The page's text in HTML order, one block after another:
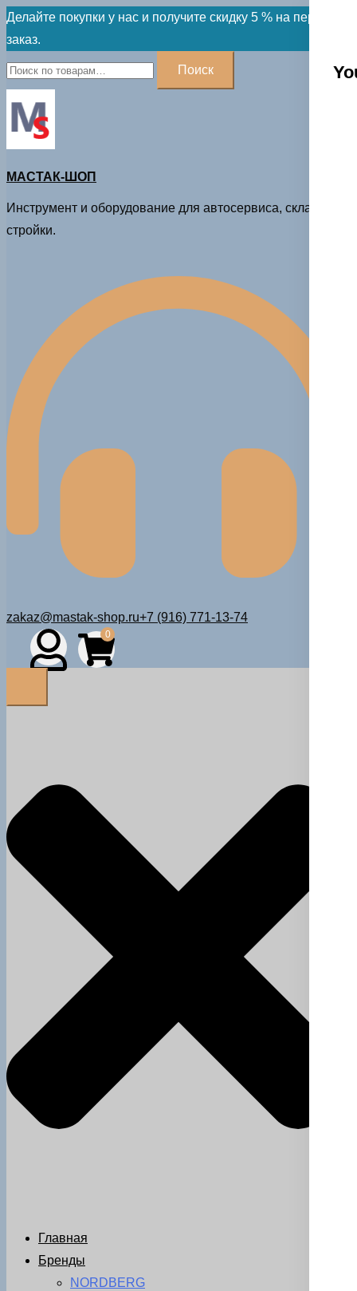
Skip
to
content
Делайте покупки у нас и получите скидку 5 % на первый
заказ.
Искать:
Поиск
МАСТАК-ШОП
Инструмент и оборудование для автосервиса, склада и
стройки.
zakaz@mastak-shop.ru+7 (916) 771-13-74
0
Главная
Бренды
NORDBERG